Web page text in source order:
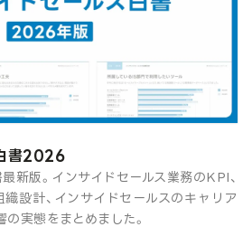
書2026
新版。インサイドセールス業務のKPI、
設計、インサイドセールスのキャリア
の実態をまとめました。